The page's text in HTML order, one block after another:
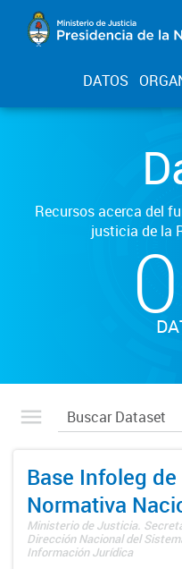
DATOS
Recursos acerca del
justicia de la
Base Infoleg de
Normativa
Ministerio de Justicia.
Dirección Nacional del
Información Jurídica